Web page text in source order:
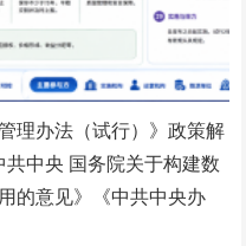
理办法（试行）》政策解
中央 国务院关于构建数
的意见》《中共中央办